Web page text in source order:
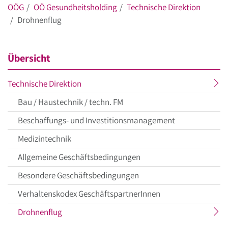
OÖG OÖ Gesundheitsholding
Technische Direktion
Drohnenflug
Übersicht
Technische Direktion
Menüpunkt
Bau / Haustechnik / techn. FM
Beschaffungs- und Investitionsmanagement
Medizintechnik
Allgemeine Geschäftsbedingungen
Besondere Geschäftsbedingungen
Verhaltenskodex GeschäftspartnerInnen
Drohnenflugaktueller